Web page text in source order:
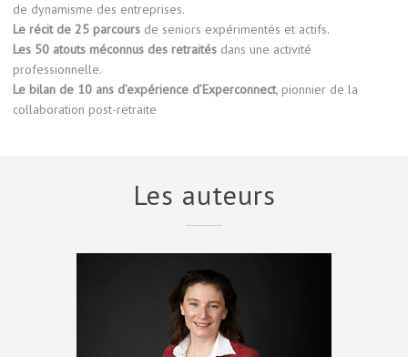
de dynamisme des entreprises.
Le récit de 25 parcours de seniors expérimentés et actifs.
Les 50 atouts méconnus des retraités dans une activité
professionnelle.
Le bilan de 10 ans d’expérience d’Experconnect, pionnier de la
collaboration post-retraite
Les auteurs